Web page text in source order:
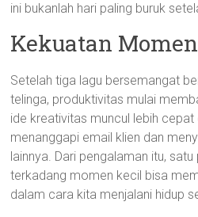
ini bukanlah hari paling buruk
Kekuatan
Setelah tiga lagu bersemangat
telinga, produktivitas mulai
ide kreativitas muncul lebih
menanggapi email klien dan
lainnya. Dari pengalaman itu,
terkadang momen kecil bisa
dalam cara kita menjalani hidup